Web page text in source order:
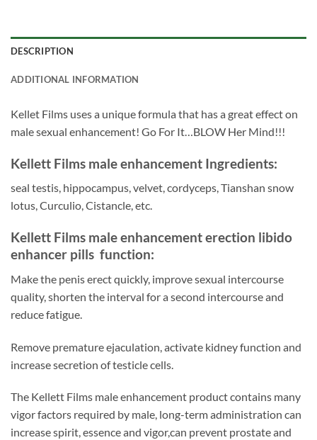
DESCRIPTION
ADDITIONAL INFORMATION
Kellet Films uses a unique formula that has a great effect on
male sexual enhancement! Go For It…BLOW Her Mind!!!
Kellett Films male enhancement Ingredients:
seal testis, hippocampus, velvet, cordyceps, Tianshan snow
lotus, Curculio, Cistancle, etc.
Kellett Films male enhancement erection libido
enhancer pills function:
Make the penis erect quickly, improve sexual intercourse
quality, shorten the interval for a second intercourse and
reduce fatigue.
Remove premature ejaculation, activate kidney function and
increase secretion of testicle cells.
The Kellett Films male enhancement product contains many
vigor factors required by male, long-term administration can
increase spirit, essence and vigor,can prevent prostate and